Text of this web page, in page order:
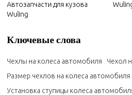
Автозапчасти для кузова
Wuling
Ключевые слова
Чехлы на колеса автомобиля
Чехол
Размер чехлов на колеса автомобиля
Установка ступицы колеса